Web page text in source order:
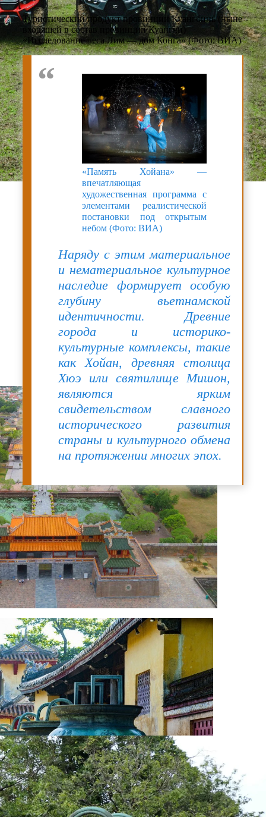
Туристический продукт провинции Куангбинь (ныне
входящей в состав провинции Куангчи)
«Исследование леса Лим — дом Конга» (Фото: ВИА)
«Память Хойана» —
впечатляющая
художественная программа с
элементами реалистической
постановки под открытым
небом (Фото: ВИА)
Наряду с этим материальное
и нематериальное культурное
наследие формирует особую
глубину вьетнамской
идентичности. Древние
города и историко-
культурные комплексы, такие
как Хойан, древняя столица
Хюэ или святилище Мишон,
являются ярким
свидетельством славного
исторического развития
страны и культурного обмена
на протяжении многих эпох.